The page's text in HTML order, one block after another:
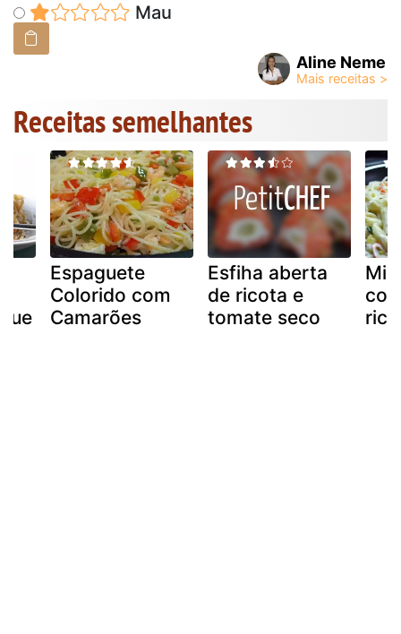
Mau
Aline Neme
Receitas semelhantes
Espaguete
Colorido com
Camarões
Esfiha aberta
de ricota e
tomate seco